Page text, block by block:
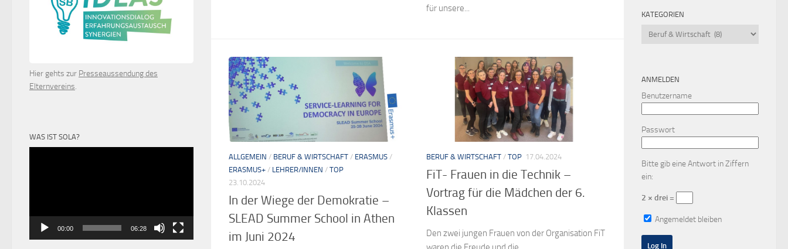
für unsere...
ALLGEMEIN / BERUF & WIRTSCHAFT / ERASMUS /
ERASMUS+ / LEHRER/INNEN / TOP
23.10.2024
In der Wiege der Demokratie –
SLEAD Summer School in Athen
im Juni 2024
BERUF & WIRTSCHAFT / TOP 17.04.2024
FiT- Frauen in die Technik –
Vortrag für die Mädchen der 6.
Klassen
Den zwei jungen Frauen von der Organisation FiT
Hier gehts zur Presseaussendung des
Elternvereins.
WAS IST SOLA?
00:00 06:28
KATEGORIEN
Kategorien
ANMELDEN
Benutzername
Passwort
Bitte gib eine Antwort in Ziffern
ein:
2 × drei =
Angemeldet bleiben